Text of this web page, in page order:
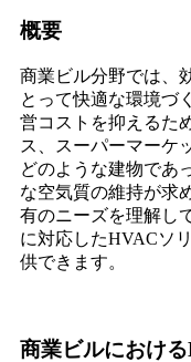
概要
商業ビル分野では、
とって快適な環境づ
営コストを抑えるた
ス、スーパーマーケ
どのような建物であ
な空気質の維持が求
有のニーズを理解し
に対応したHVACソ
供できます。
商業ビルにおけ